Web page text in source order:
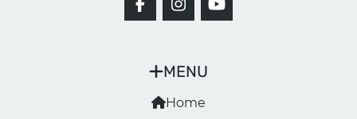
MENU
Home